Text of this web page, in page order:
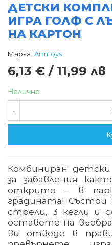
ДЕТСКИ
ИГРА ГОЛФ С
НА КАРТОН
Марка: Armtoys
6,13 € / 11,99 лв
Налично
-
Комбиниран
за забавления
открито – в
градината! Състои
стрели, 3 кегли и
оставете на
ви отведе в